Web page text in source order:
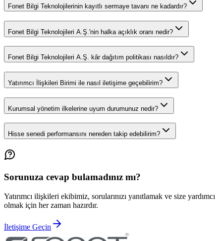
Fonet Bilgi Teknolojilerinin kayıtlı sermaye tavanı ne kadardır?
Fonet Bilgi Teknolojileri A.Ş.'nin halka açıklık oranı nedir?
Fonet Bilgi Teknolojileri A.Ş. kâr dağıtım politikası nasıldır?
Yatırımcı İlişkileri Birimi ile nasıl iletişime geçebilirim?
Kurumsal yönetim ilkelerine uyum durumunuz nedir?
Hisse senedi performansını nereden takip edebilirim?
Sorunuza cevap bulamadınız mı?
Yatırımcı ilişkileri ekibimiz, sorularınızı yanıtlamak ve size yardımcı
olmak için her zaman hazırdır.
İletişime Geçin